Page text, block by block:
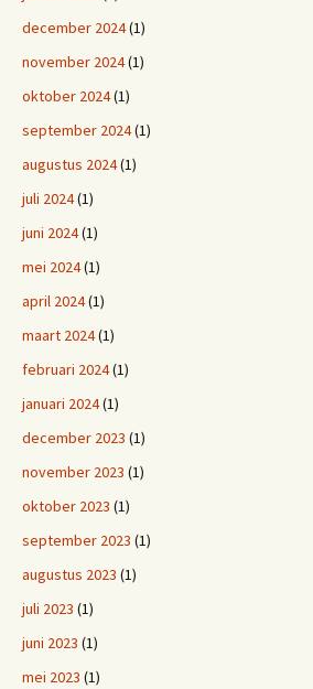
december 2024(1)
november 2024(1)
oktober 2024(1)
september 2024(1)
augustus 2024(1)
juli 2024(1)
juni 2024(1)
mei 2024(1)
april 2024(1)
maart 2024(1)
februari 2024(1)
januari 2024(1)
december 2023 (1)
november 2023 (1)
oktober 2023 (1)
september 2023 (1)
augustus 2023 (1)
juli 2023 (1)
juni 2023 (1)
mei 2023 (1)